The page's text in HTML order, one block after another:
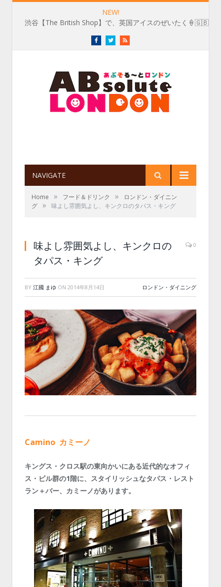
NEW!
渋谷【The British Shop】で、英国アイスのぜいたく🍦🇬🇧
FacebookTwitterRSS
NAVIGATE
Home » フード＆ドリンク »
ロンドン・ダイニン
グ » 味よし雰囲気よし、キンクロのタパス・キング
味よし雰囲気よし、キンクロの
タパス・キング
0
BY 江國 まゆ ON 2014年8月14日 ロンドン・ダイニング
Camino カミーノ
キングス・クロス駅の東向かいにある近代的なオフィ
ス・ビル群の1階に、スタイリッシュなタパス・レスト
ラン＋バー、カミーノがあります。